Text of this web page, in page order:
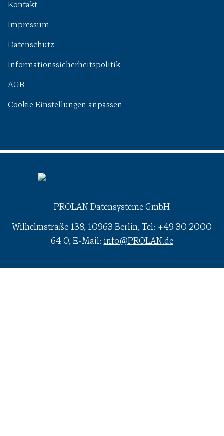
Kontakt
Impressum
Datenschutz
Informationssicherheitspolitik
AGB
Cookie Einstellungen anpassen
PROLAN Datensysteme GmbH
Wilhelmstraße 138, 10963 Berlin, Tel: +49 30 2000
64 0, E-Mail: info@PROLAN.de